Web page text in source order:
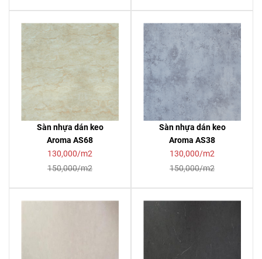
Sàn nhựa dán keo
Aroma AS68
130,000/m2
150,000/m2
Sàn nhựa dán keo
Aroma AS38
130,000/m2
150,000/m2